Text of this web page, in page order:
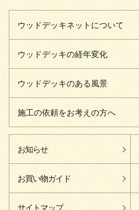
ウッドデッキネットについて
ウッドデッキの経年変化
ウッドデッキのある風景
施工の依頼をお考えの方へ
お知らせ
お買い物ガイド
サイトマップ